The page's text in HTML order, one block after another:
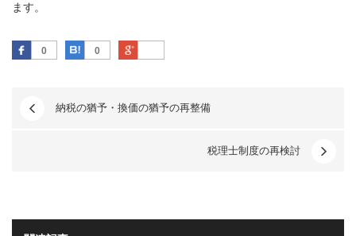
ます。
0
Facebook 0
はてなブックマーク
納税の猶予・換価の猶予の再整備
税理士制度の再検討